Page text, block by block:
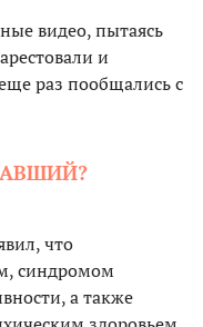
видео, пытаясь
и
раз пообщались с
что
синдромом
а также